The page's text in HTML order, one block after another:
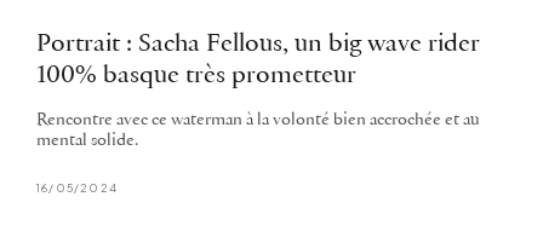
Portrait : Sacha Fellous, un big wave rider
100% basque très prometteur
Rencontre avec ce waterman à la volonté bien accrochée et au
mental solide.
16/05/2024